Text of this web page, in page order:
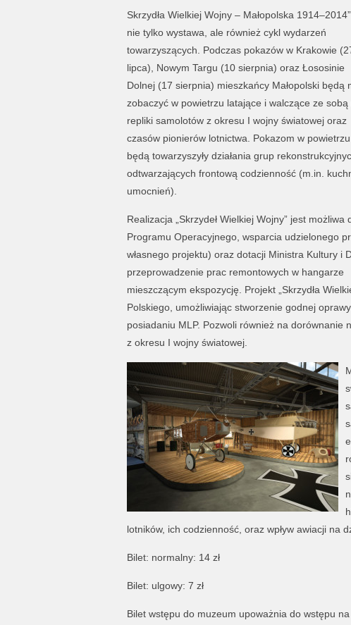
Skrzydła Wielkiej Wojny – Małopolska
nie tylko wystawa, ale również cykl wydarzeń
towarzyszących. Podczas pokazów w Krakowie
lipca), Nowym Targu (10 sierpnia) oraz Łososinie
Dolnej (17 sierpnia) mieszkańcy Małopolski będą
zobaczyć w powietrzu latające i walczące ze sobą
repliki samolotów z okresu I wojny światowej oraz
czasów pionierów lotnictwa. Pokazom w powietrzu
będą towarzyszyły działania grup
odtwarzających frontową codzienność (m.in.
umocnień).
Realizacja „Skrzydeł Wielkiej Wojny” jest
Programu Operacyjnego, wsparcia udzielonego
własnego projektu) oraz dotacji Ministra Kultury i
przeprowadzenie prac remontowych w hangarze
mieszczącym ekspozycję. Projekt „Skrzydła
Polskiego, umożliwiając stworzenie godnej
posiadaniu MLP. Pozwoli również na
z okresu I wojny światowej.
lotników, ich codzienność, oraz wpływ awiacji na
Bilet: normalny: 14 zł
Bilet: ulgowy: 7 zł
Bilet wstępu do muzeum upoważnia do wstępu